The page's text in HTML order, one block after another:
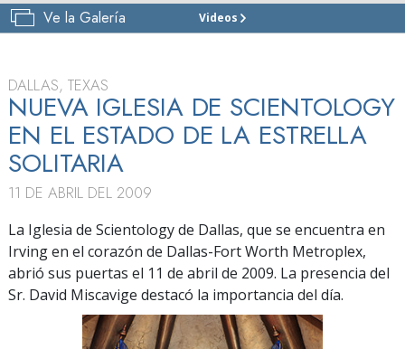
Ve la Galería Videos
IGLESIA
VISITAR
GRAN
DALLAS, TEXAS
NUEVA IGLESIA DE SCIENTOLOGY
EN EL ESTADO DE LA ESTRELLA
SOLITARIA
11 DE ABRIL DEL 2009
La Iglesia de Scientology de Dallas, que se encuentra en
Irving en el corazón de Dallas-Fort Worth Metroplex,
abrió sus puertas el 11 de abril de 2009. La presencia del
Sr. David Miscavige destacó la importancia del día.